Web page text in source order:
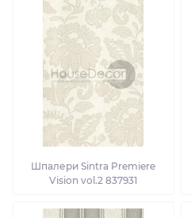
Шпалери Sintra Premiere
Vision vol.2 837931